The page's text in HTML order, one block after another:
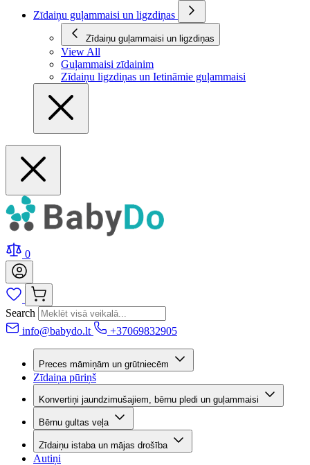
Zīdaiņu guļammaisi un ligzdiņas
Zīdaiņu guļammaisi un ligzdiņas
View All
Guļammaisi zīdainim
Zīdaiņu ligzdiņas un Ietināmie guļammaisi
0
Search
info@babydo.lt
+37069832905
Preces māmiņām un grūtniecēm
Zīdaiņa pūriņš
Konvertiņi jaundzimušajiem, bērnu pledi un guļammaisi
Bērnu gultas veļa
Zīdaiņu istaba un mājas drošība
Autiņi